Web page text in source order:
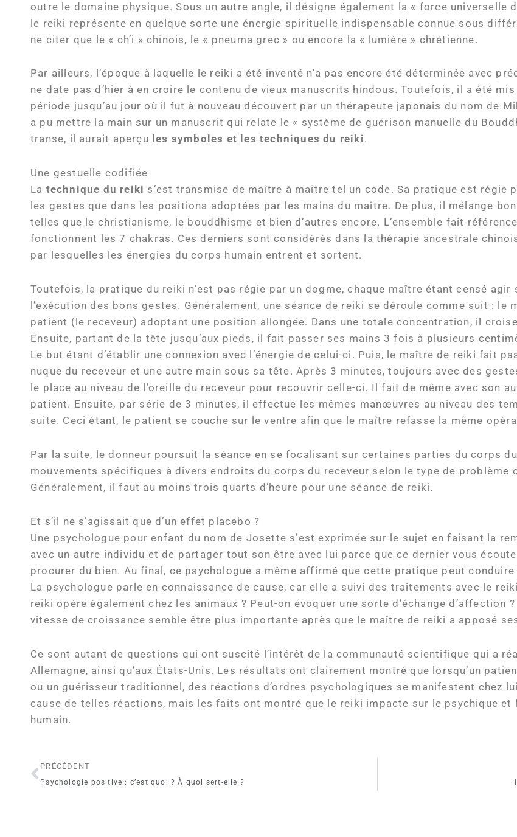
outre le domaine physique. Sous un autre angle, il désigne également la « force universelle
le reiki représente en quelque sorte une énergie spirituelle indispensable connue sous
ne citer que le « ch’i » chinois, le « pneuma grec » ou encore la « lumière » chrétienne.
Par ailleurs, l’époque à laquelle le reiki a été inventé n’a pas encore été déterminée avec
ne date pas d’hier à en croire le contenu de vieux manuscrits hindous. Toutefois, il a été
période jusqu’au jour où il fut à nouveau découvert par un thérapeute japonais du nom de
a pu mettre la main sur un manuscrit qui relate le « système de guérison manuelle du
transe, il aurait aperçu
les symboles et les techniques du reiki.
Une gestuelle codifiée
La technique du reiki s’est transmise de maître à maître tel un code. Sa pratique est régie
les gestes que dans les positions adoptées par les mains du maître. De plus, il mélange
telles que le christianisme, le bouddhisme et bien d’autres encore. L’ensemble fait
fonctionnent les 7 chakras. Ces derniers sont considérés dans la thérapie ancestrale
par lesquelles les énergies du corps humain entrent et sortent.
Toutefois, la pratique du reiki n’est pas régie par un dogme, chaque maître étant censé
l’exécution des bons gestes. Généralement, une séance de reiki se déroule comme suit : le
patient (le receveur) adoptant une position allongée. Dans une totale concentration, il
Ensuite, partant de la tête jusqu’aux pieds, il fait passer ses mains 3 fois à plusieurs
Le but étant d’établir une connexion avec l’énergie de celui-ci. Puis, le maître de reiki fait
nuque du receveur et une autre main sous sa tête. Après 3 minutes, toujours avec des
le place au niveau de l’oreille du receveur pour recouvrir celle-ci. Il fait de même avec son
patient. Ensuite, par série de 3 minutes, il effectue les mêmes manœuvres au niveau des
suite. Ceci étant, le patient se couche sur le ventre afin que le maître refasse la même
Par la suite, le donneur poursuit la séance en se focalisant sur certaines parties du corps
mouvements spécifiques à divers endroits du corps du receveur selon le type de problème
Généralement, il faut au moins trois quarts d’heure pour une séance de reiki.
Et s’il ne s’agissait que d’un effet placebo ?
Une psychologue pour enfant du nom de Josette s’est exprimée sur le sujet en faisant la
avec un autre individu et de partager tout son être avec lui parce que ce dernier vous
procurer du bien. Au final, ce psychologue a même affirmé que cette pratique peut
La psychologue parle en connaissance de cause, car elle a suivi des traitements avec le
reiki opère également chez les animaux ? Peut-on évoquer une sorte d’échange d’affection
vitesse de croissance semble être plus importante après que le maître de reiki a apposé
Ce sont autant de questions qui ont suscité l’intérêt de la communauté scientifique qui a
Allemagne, ainsi qu’aux États-Unis. Les résultats ont clairement montré que lorsqu’un
ou un guérisseur traditionnel, des réactions d’ordres psychologiques se manifestent chez
cause de telles réactions, mais les faits ont montré que le reiki impacte sur le psychique et
humain.
Précédent
PRÉCÉDENT
Psychologie positive : c’est quoi ? À quoi sert-elle ?